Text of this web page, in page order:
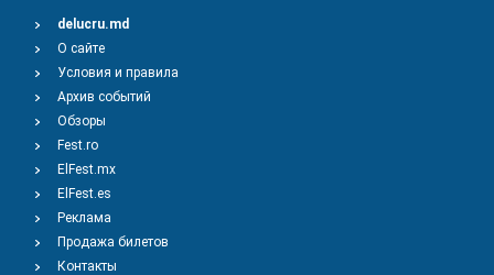
delucru.md
О сайте
Условия и правила
Архив событий
Обзоры
Fest.ro
ElFest.mx
ElFest.es
Реклама
Продажа билетов
Контакты